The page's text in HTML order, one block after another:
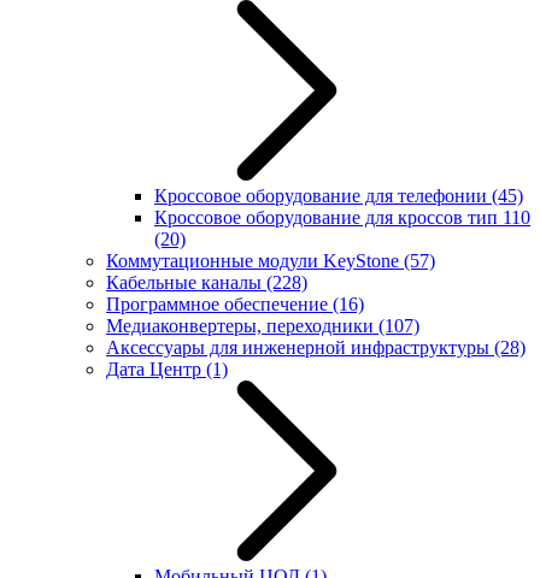
Кроссовое оборудование для телефонии (45)
Кроссовое оборудование для кроссов тип 110
(20)
Коммутационные модули KeyStone (57)
Кабельные каналы (228)
Программное обеспечение (16)
Медиаконвертеры, переходники (107)
Аксессуары для инженерной инфраструктуры (28)
Дата Центр (1)